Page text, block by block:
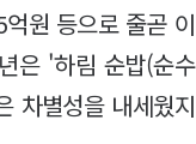
원 등으로 줄곧 이
은 '하림 순밥(순수
차별성을 내세웠지